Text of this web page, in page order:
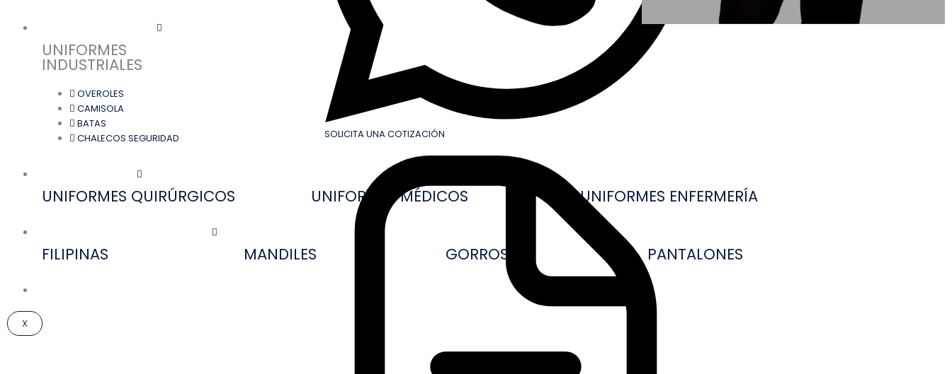
UNIFORMES
INDUSTRIALES
OVEROLES
CAMISOLA
BATAS
CHALECOS SEGURIDAD
UNIFORMES QUIRÚRGICOS UNIFORMES MÉDICOS UNIFORMES ENFERMERÍA
FILIPINAS MANDILES GORROS PANTALONES
X
SOLICITA UNA COTIZACIÓN